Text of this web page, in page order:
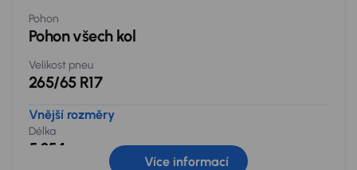
Pohon
Pohon všech kol
Velikost pneu
265/65 R17
Vnější rozměry
Délka
5 354 mm
Více informací